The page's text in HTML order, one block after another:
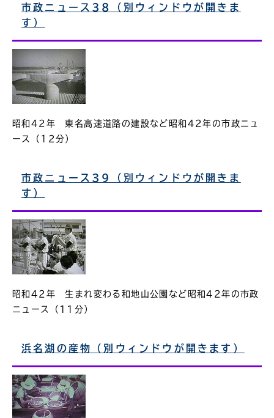
市政ニュース38（別ウィンドウが開きま
す）
昭和42年 東名高速道路の建設など昭和42年の市政ニュ
ース（12分）
市政ニュース39（別ウィンドウが開きま
す）
昭和42年 生まれ変わる和地山公園など昭和42年の市政
ニュース（11分）
浜名湖の産物（別ウィンドウが開きます）